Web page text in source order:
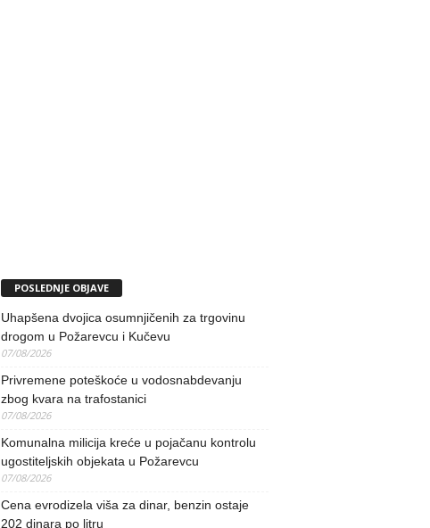
POSLEDNJE OBJAVE
Uhapšena dvojica osumnjičenih za trgovinu
drogom u Požarevcu i Kučevu
07/08/2026
Privremene poteškoće u vodosnabdevanju
zbog kvara na trafostanici
07/08/2026
Komunalna milicija kreće u pojačanu kontrolu
ugostiteljskih objekata u Požarevcu
07/08/2026
Cena evrodizela viša za dinar, benzin ostaje
202 dinara po litru